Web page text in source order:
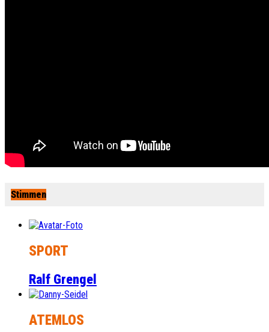
Stimmen
SPORT
Ralf Grengel
ATEMLOS